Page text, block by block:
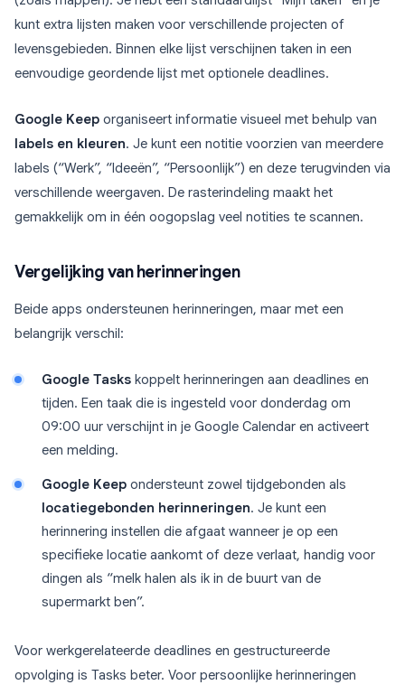
kunt extra lijsten maken voor verschillende projecten of
levensgebieden. Binnen elke lijst verschijnen taken in een
eenvoudige geordende lijst met optionele deadlines.
Google Keep organiseert informatie visueel met behulp van
labels en kleuren. Je kunt een notitie voorzien van meerdere
labels (“Werk”, “Ideeën”, “Persoonlijk”) en deze terugvinden via
verschillende weergaven. De rasterindeling maakt het
gemakkelijk om in één oogopslag veel notities te scannen.
Vergelijking van herinneringen
Beide apps ondersteunen herinneringen, maar met een
belangrijk verschil:
Google Tasks koppelt herinneringen aan deadlines en
tijden. Een taak die is ingesteld voor donderdag om
09:00 uur verschijnt in je Google Calendar en activeert
een melding.
Google Keep ondersteunt zowel tijdgebonden als
locatiegebonden herinneringen. Je kunt een
herinnering instellen die afgaat wanneer je op een
specifieke locatie aankomt of deze verlaat, handig voor
dingen als “melk halen als ik in de buurt van de
supermarkt ben”.
Voor werkgerelateerde deadlines en gestructureerde
opvolging is Tasks beter. Voor persoonlijke herinneringen